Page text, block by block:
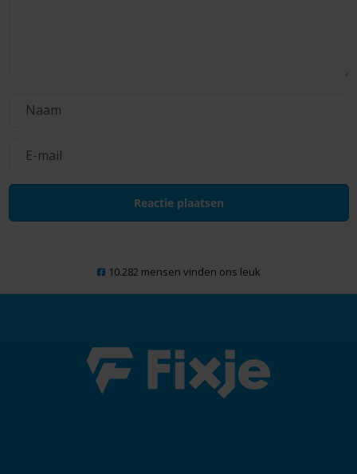
10.282 mensen vinden ons leuk